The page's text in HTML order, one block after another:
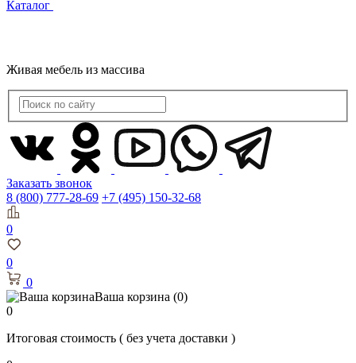
Каталог
Живая мебель из массива
Заказать звонок
8 (800) 777-28-69 +7 (495) 150-32-68
0
0
0
Ваша корзина (0)
0
Итоговая стоимость ( без учета доставки )